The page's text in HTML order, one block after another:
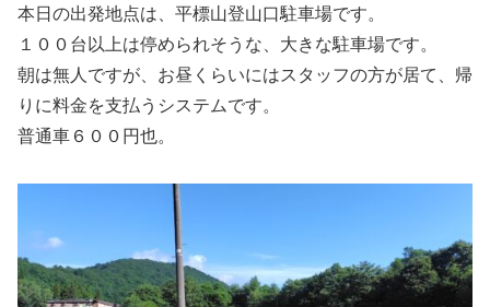
本日の出発地点は、平標山登山口駐車場です。
１００台以上は停められそうな、大きな駐車場です。
朝は無人ですが、お昼くらいにはスタッフの方が居て、帰
りに料金を支払うシステムです。
普通車６００円也。